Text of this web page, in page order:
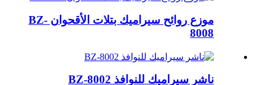
موزع روائح سيراميك بتلات الأقحوان BZ-
8008
ناشر سيراميك للنوافذ BZ-8002